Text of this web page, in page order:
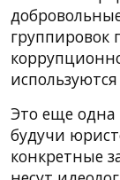
группировок
Это еще одна
будучи
конкретные